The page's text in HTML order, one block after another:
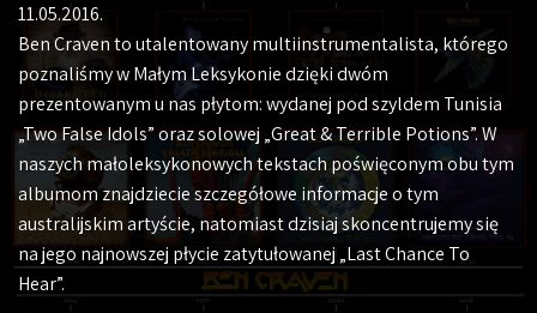
11.05.2016.
Ben Craven to utalentowany multiinstrumentalista, którego
poznaliśmy w Małym Leksykonie dzięki dwóm
prezentowanym u nas płytom: wydanej pod szyldem Tunisia
„Two False Idols” oraz solowej „Great & Terrible Potions”. W
naszych małoleksykonowych tekstach poświęconym obu tym
albumom znajdziecie szczegółowe informacje o tym
australijskim artyście, natomiast dzisiaj skoncentrujemy się
na jego najnowszej płycie zatytułowanej „Last Chance To
Hear”.